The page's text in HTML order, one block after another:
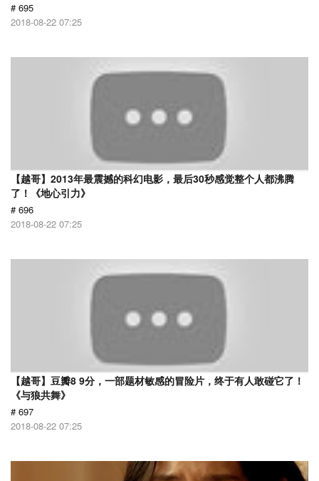
# 695
2018-08-22 07:25
【越哥】2013年最震撼的科幻电影，最后30秒感觉整个人都沸腾
了！《地心引力》
# 696
2018-08-22 07:25
【越哥】豆瓣8 9分，一部题材敏感的冒险片，终于有人敢碰它了！
《与狼共舞》
# 697
2018-08-22 07:25